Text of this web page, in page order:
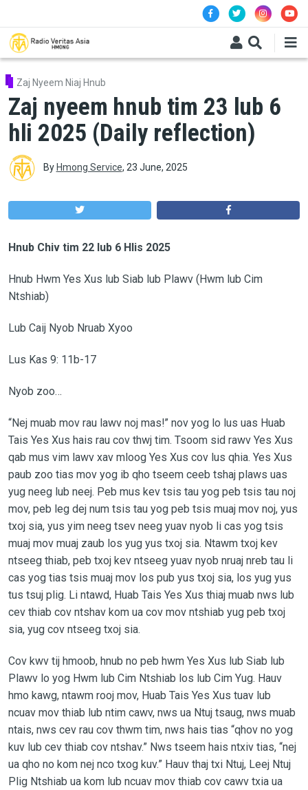
Zaj Nyeem Niaj Hnub
Zaj nyeem hnub tim 23 lub 6
hli 2025 (Daily reflection)
By Hmong Service, 23 June, 2025
Hnub Chiv tim 22lub 6 Hlis 2025
Hnub Hwm Yes Xus lub Siab lub Plawv (Hwm lub Cim
Ntshiab)
Lub Caij Nyob Nruab Xyoo
Lus Kas 9: 11b-17
Nyob zoo…
“Nej muab mov rau lawv noj mas!” nov yog lo lus uas Huab
Tais Yes Xus hais rau cov thwj tim. Tsoom sid rawv Yes Xus
qab mus vim lawv xav mloog Yes Xus cov lus qhia. Yes Xus
paub zoo tias mov yog ib qho tseem ceeb tshaj plaws uas
yug neeg lub neej. Peb mus kev tsis tau yog peb tsis tau noj
mov, peb leg dej num tsis tau yog peb tsis muaj mov noj, yus
txoj sia, yus yim neeg tsev neeg yuav nyob li cas yog tsis
muaj mov muaj zaub los yug yus txoj sia. Ntawm txoj kev
ntseeg thiab, peb txoj kev ntseeg yuav nyob nruaj nreb tau li
cas yog tias tsis muaj mov los pub yus txoj sia, los yug yus
tus tsuj plig. Li ntawd, Huab Tais Yes Xus thiaj muab nws lub
cev thiab cov ntshav kom ua cov mov ntshiab yug peb txoj
sia, yug cov ntseeg txoj sia.
Cov kwv tij hmoob, hnub no peb hwm Yes Xus lub Siab lub
Plawv lo yog Hwm lub Cim Ntshiab los lub Cim Yug. Hauv
hmo kawg, ntawm rooj mov, Huab Tais Yes Xus tuav lub
ncuav mov thiab lub ntim cawv, nws ua Ntuj tsaug, nws muab
ntais, nws cev rau cov thwm tim, nws hais tias “qhov no yog
kuv lub cev thiab cov ntshav.” Nws tseem hais ntxiv tias, “nej
ua qho no kom nej nco txog kuv.” Hauv thaj txi Ntuj, Leej Ntuj
Plig Ntshiab ua kom lub ncuav mov thiab cov cawv txia ua